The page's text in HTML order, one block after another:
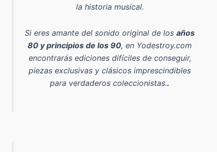
la historia musical.
Si eres amante del sonido original de los años
80 y principios de los 90, en Yodestroy.com
encontrarás ediciones difíciles de conseguir,
piezas exclusivas y clásicos imprescindibles
para verdaderos coleccionistas..